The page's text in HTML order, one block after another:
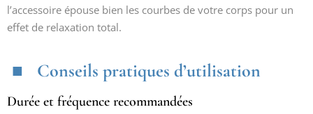
l’accessoire épouse bien les courbes de votre corps pour un
effet de relaxation total.
Conseils pratiques d’utilisation
Durée et fréquence recommandées